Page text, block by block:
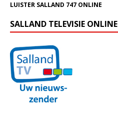
LUISTER SALLAND 747 ONLINE
SALLAND TELEVISIE ONLINE